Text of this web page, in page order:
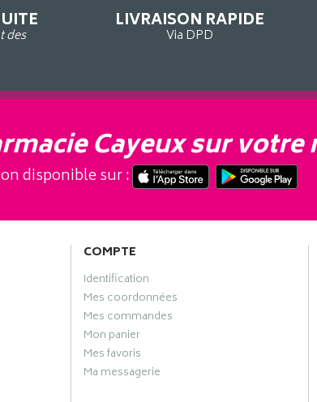
des
LIVRAISON RAPIDE
Via DPD
Cayeux sur votre
disponible sur :
COMPTE
Identification
Mes coordonnées
Mes commandes
Mon panier
Mes favoris
Ma messagerie